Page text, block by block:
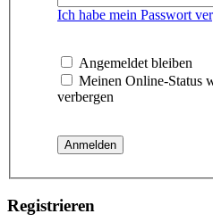
Ich habe mein Passwort
Angemeldet bleiben
Meinen Online-Status
verbergen
Registrieren